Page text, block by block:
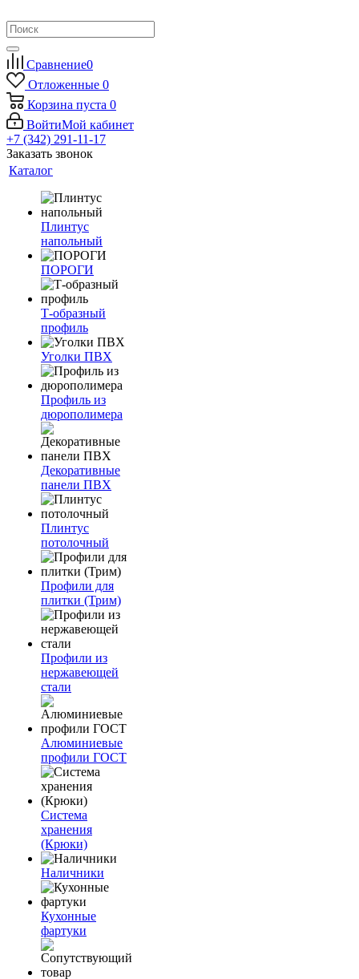
Сравнение0
Отложенные 0
Корзина пуста 0
ВойтиМой кабинет
+7 (342) 291-11-17
Заказать звонок
Каталог
Плинтус
напольный
ПОРОГИ
Т-образный
профиль
Уголки ПВХ
Профиль из
дюрополимера
Декоративные
панели ПВХ
Плинтус
потолочный
Профили для
плитки (Трим)
Профили из
нержавеющей
стали
Алюминиевые
профили ГОСТ
Система
хранения
(Крюки)
Наличники
Кухонные
фартуки